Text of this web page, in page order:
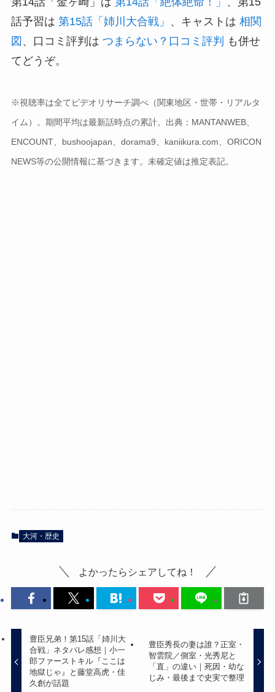
話予習は 第15話「姉川大合戦」 、キャストは 相関
図 、口コミ評判は つまらない？口コミ評判 も併せ
てどうぞ。
※視聴率は全てビデオリサーチ調べ（関東地区・世帯・リアルタ
イム）。期間平均は最新話時点の累計。出典：MANTANWEB、
ENCOUNT、bushoojapan、dorama9、kaniikura.com、ORICON
NEWS等の公開情報に基づきます。未確定値は推定表記。
大河・歴史
よかったらシェアしてね！
豊臣兄弟！第15話「姉川大
合戦」ネタバレ感想｜小一
郎ファーストキル『ここは
地獄じゃ』と藤堂高虎・佳
久創が話題
豊臣秀長の妻は誰？正室・
智雲院／側室・光秀尼と
「直」の違い｜死因・幼な
じみ・最後まで史実で整理